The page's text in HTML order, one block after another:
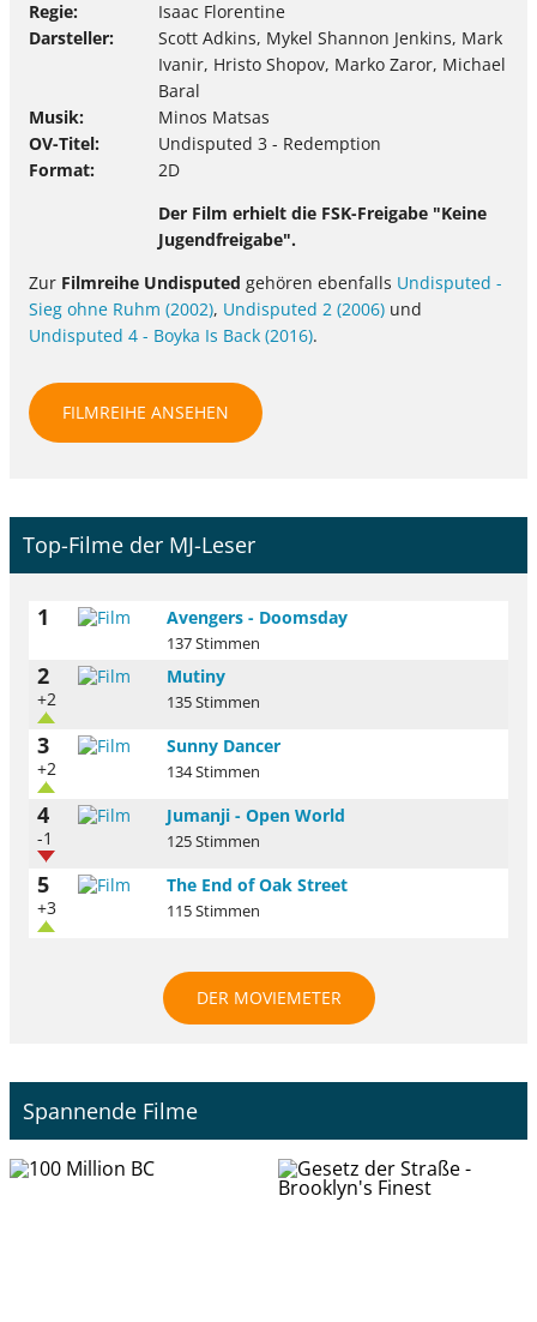
Regie
Isaac Florentine
Darsteller
Scott Adkins, Mykel Shannon Jenkins, Mark
Ivanir, Hristo Shopov, Marko Zaror, Michael
Baral
Musik
Minos Matsas
OV-Titel
Undisputed 3 - Redemption
Format
2D
Der Film erhielt die FSK-Freigabe "Keine
Jugendfreigabe".
Zur Filmreihe Undisputed gehören ebenfalls Undisputed -
Sieg ohne Ruhm (2002), Undisputed 2 (2006) und
Undisputed 4 - Boyka Is Back (2016).
FILMREIHE ANSEHEN
Top-Filme der MJ-Leser
1 Avengers - Doomsday
137 Stimmen
2
+2
Mutiny
135 Stimmen
3
+2
Sunny Dancer
134 Stimmen
4
-1
Jumanji - Open World
125 Stimmen
5
+3
The End of Oak Street
115 Stimmen
DER MOVIEMETER
Spannende Filme